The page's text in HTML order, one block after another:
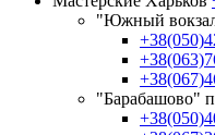
"Южный
"Барабашово"